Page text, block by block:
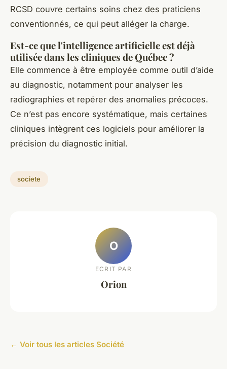
RCSD couvre certains soins chez des praticiens
conventionnés, ce qui peut alléger la charge.
Est-ce que l'intelligence artificielle est déjà
utilisée dans les cliniques de Québec ?
Elle commence à être employée comme outil d’aide
au diagnostic, notamment pour analyser les
radiographies et repérer des anomalies précoces.
Ce n’est pas encore systématique, mais certaines
cliniques intègrent ces logiciels pour améliorer la
précision du diagnostic initial.
societe
O
ECRIT PAR
Orion
← Voir tous les articles Société